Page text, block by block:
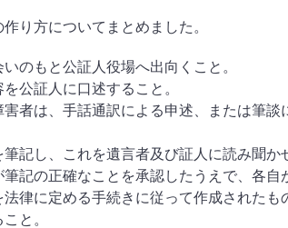
り方についてまとめました。
のもと公証人役場へ出向くこと。
公証人に口述すること。
者は、手話通訳による申述、または筆談
筆記し、これを遺言者及び証人に読み聞
筆記の正確なことを承認したうえで、各
法律に定める手続きに従って作成された
と。